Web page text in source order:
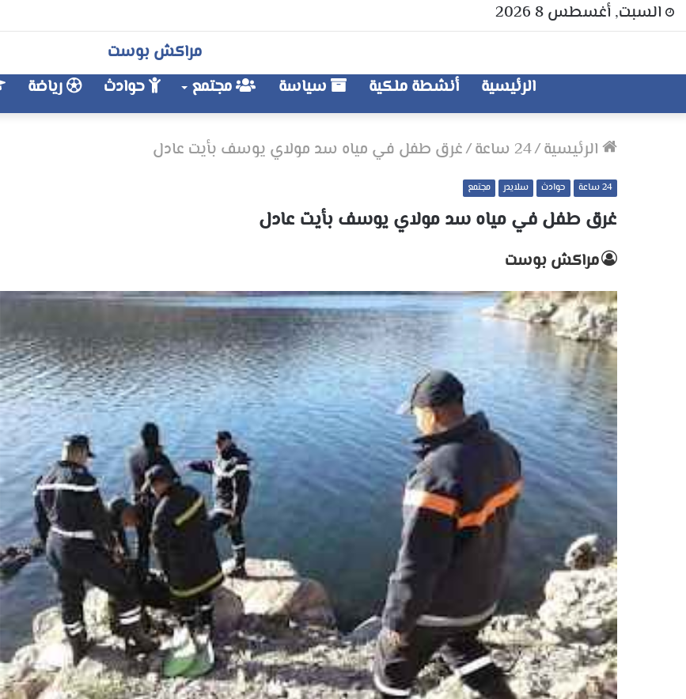
السبت, أغسطس 8 2026
مراكش بوست
الرئيسية
أنشطة ملكية سياسة مجتمع حوادث رياضة
الرئيسية/24 ساعة /غرق طفل في مياه سد مولاي يوسف بأيت عادل
24 ساعة حوادث سلايدر مجتمع
غرق طفل في مياه سد مولاي يوسف بأيت عادل
مراكش بوست